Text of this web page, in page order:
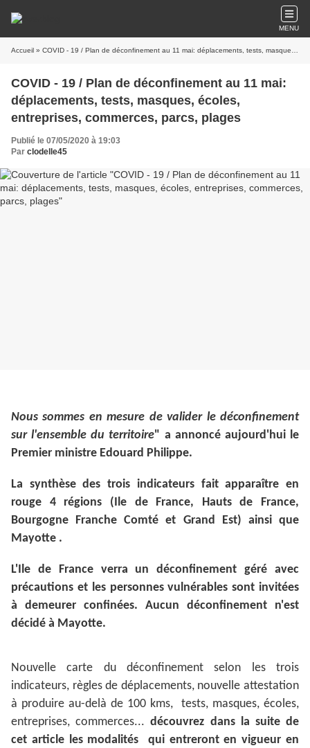
MENU
Accueil » COVID - 19 / Plan de déconfinement au 11 mai: déplacements, tests, masques, écoles, entreprises, commerces, parcs, plages
COVID - 19 / Plan de déconfinement au 11 mai:
déplacements, tests, masques, écoles,
entreprises, commerces, parcs, plages
Publié le 07/05/2020 à 19:03
Par clodelle45
Nous sommes en mesure de valider le déconfinement
sur l'ensemble du territoire" a annoncé aujourd'hui le
Premier ministre Edouard Philippe.
La synthèse des trois indicateurs fait apparaître en
rouge 4 régions (Ile de France, Hauts de France,
Bourgogne Franche Comté et Grand Est) ainsi que
Mayotte .
L'Ile de France verra un déconfinement géré avec
précautions et les personnes vulnérables sont invitées
à demeurer confinées. Aucun déconfinement n'est
décidé à Mayotte.
Nouvelle carte du déconfinement selon les trois
indicateurs, règles de déplacements, nouvelle attestation
à produire au-delà de 100 kms, tests, masques, écoles,
entreprises, commerces...découvrez dans la suite de
cet article les modalités qui entreront en vigueur en